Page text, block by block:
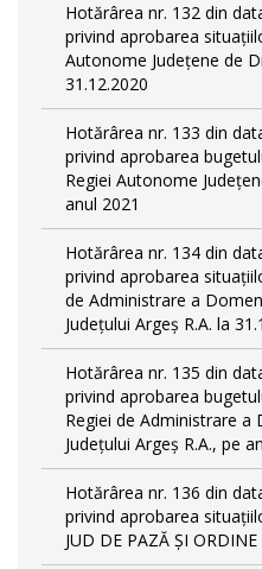
Hotărârea nr. 132 din
privind aprobarea
Autonome Județene de
31.12.2020
Hotărârea nr. 133 din
privind aprobarea
Regiei Autonome
anul 2021
Hotărârea nr. 134 din
privind aprobarea
de Administrare a
Județului Argeș R.A. la
Hotărârea nr. 135 din
privind aprobarea
Regiei de Administrare a
Județului Argeș R.A., pe
Hotărârea nr. 136 din
privind aprobarea
JUD DE PAZĂ ȘI